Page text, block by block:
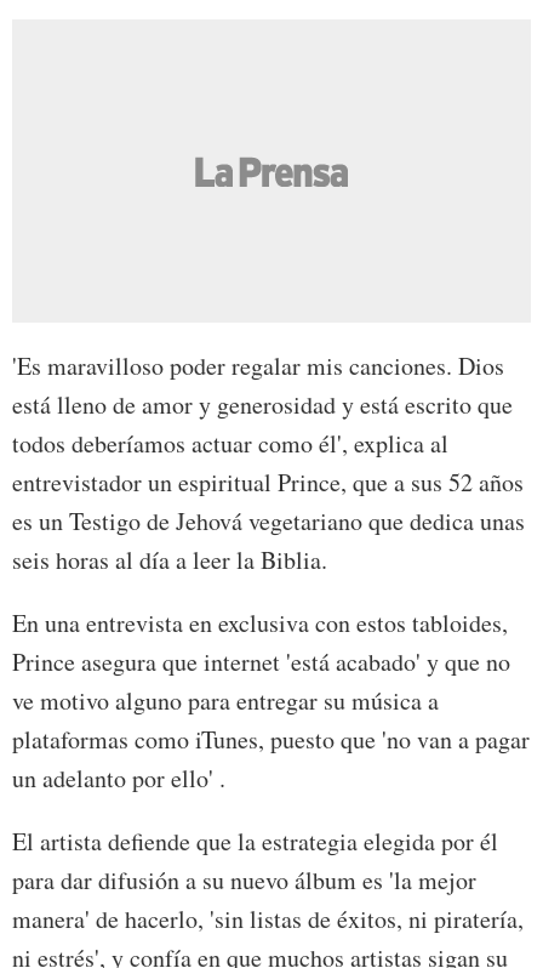
'Es maravilloso poder regalar mis canciones. Dios
está lleno de amor y generosidad y está escrito que
todos deberíamos actuar como él', explica al
entrevistador un espiritual Prince, que a sus 52 años
es un Testigo de Jehová vegetariano que dedica unas
seis horas al día a leer la Biblia.
En una entrevista en exclusiva con estos tabloides,
Prince asegura que internet 'está acabado' y que no
ve motivo alguno para entregar su música a
plataformas como iTunes, puesto que 'no van a pagar
un adelanto por ello' .
El artista defiende que la estrategia elegida por él
para dar difusión a su nuevo álbum es 'la mejor
manera' de hacerlo, 'sin listas de éxitos, ni piratería,
ni estrés', y confía en que muchos artistas sigan su